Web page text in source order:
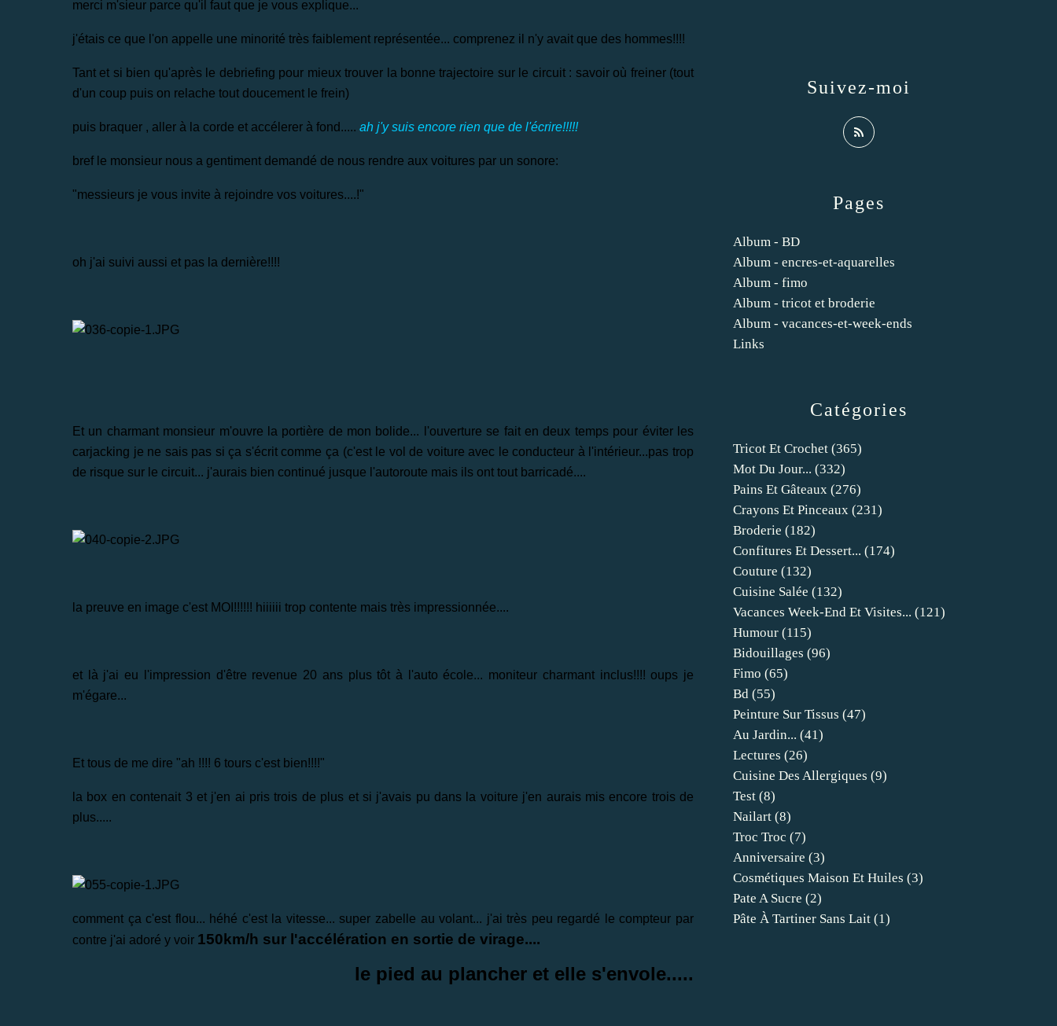
merci m'sieur parce qu'il faut que je vous explique...
j'étais ce que l'on appelle une minorité très faiblement représentée... comprenez il n'y avait que des hommes!!!!
Tant et si bien qu'après le debriefing pour mieux trouver la bonne trajectoire sur le circuit : savoir où freiner (tout
d'un coup puis on relache tout doucement le frein)
puis braquer , aller à la corde et accélerer à fond..... ah j'y suis encore rien que de l'écrire!!!!!
bref le monsieur nous a gentiment demandé de nous rendre aux voitures par un sonore:
"messieurs je vous invite à rejoindre vos voitures....!"
oh j'ai suivi aussi et pas la dernière!!!!
Et un charmant monsieur m'ouvre la portière de mon bolide... l'ouverture se fait en deux temps pour éviter les
carjacking je ne sais pas si ça s'écrit comme ça (c'est le vol de voiture avec le conducteur à l'intérieur...pas trop
de risque sur le circuit... j'aurais bien continué jusque l'autoroute mais ils ont tout barricadé....
la preuve en image c'est MOI!!!!!! hiiiiii trop contente mais très impressionnée....
et là j'ai eu l'impression d'être revenue 20 ans plus tôt à l'auto école... moniteur charmant inclus!!!! oups je
m'égare...
Et tous de me dire "ah !!!! 6 tours c'est bien!!!!"
la box en contenait 3 et j'en ai pris trois de plus et si j'avais pu dans la voiture j'en aurais mis encore trois de
plus.....
comment ça c'est flou... héhé c'est la vitesse... super zabelle au volant... j'ai très peu regardé le compteur par
contre j'ai adoré y voir 150km/h sur l'accélération en sortie de virage....
le pied au plancher et elle s'envole.....
Catégories
Tricot Et Crochet (365)
Mot Du Jour... (332)
Pains Et Gâteaux (276)
Crayons Et Pinceaux (231)
Broderie (182)
Confitures Et Dessert... (174)
Couture (132)
Cuisine Salée (132)
Vacances Week-End Et Visites... (121)
Humour (115)
Bidouillages (96)
Fimo (65)
Bd (55)
Peinture Sur Tissus (47)
Au Jardin... (41)
Lectures (26)
Cuisine Des Allergiques (9)
Test (8)
Nailart (8)
Troc Troc (7)
Anniversaire (3)
Cosmétiques Maison Et Huiles (3)
Pate A Sucre (2)
Pâte À Tartiner Sans Lait (1)
Pages
Album - BD
Album - encres-et-aquarelles
Album - fimo
Album - tricot et broderie
Album - vacances-et-week-ends
Links
Suivez-moi